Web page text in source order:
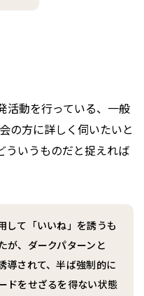
活動を行っている、一般
の方に詳しく伺いたいと
ういうものだと捉えれば
して「いいね」を誘うも
が、ダークパターンと
導されて、半ば強制的に
ドをせざるを得ない状態